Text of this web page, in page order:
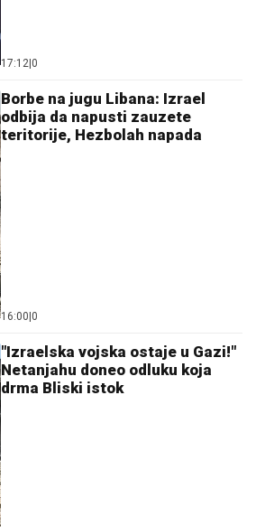
17:12 0
Borbe na jugu Libana: Izrael
odbija da napusti zauzete
teritorije, Hezbolah napada
16:00 0
"Izraelska vojska ostaje u Gazi!"
Netanjahu doneo odluku koja
drma Bliski istok